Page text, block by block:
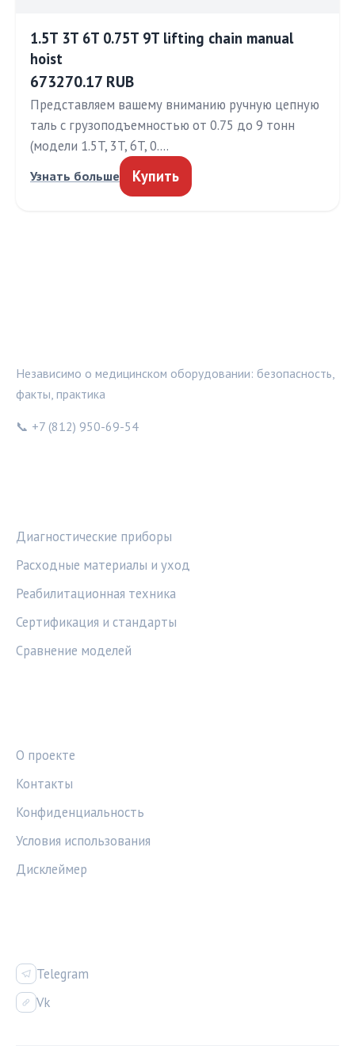
1.5T 3T 6T 0.75T 9T lifting chain manual
hoist
673270.17 RUB
Представляем вашему вниманию ручную цепную
таль с грузоподъемностью от 0.75 до 9 тонн
(модели 1.5T, 3T, 6T, 0.…
Узнать больше Купить
Независимо о медицинском оборудовании: безопасность,
факты, практика
📞 +7 (812) 950-69-54
Диагностические приборы
Расходные материалы и уход
Реабилитационная техника
Сертификация и стандарты
Сравнение моделей
О проекте
Контакты
Конфиденциальность
Условия использования
Дисклеймер
Telegram
Vk